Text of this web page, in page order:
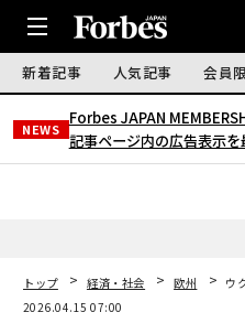
新着記事 人気記事 会員
NEWS
Forbes JAPAN
記事ページ内の広告表示
トップ 経済・社会 欧州
ウ
2026.04.15 07:00